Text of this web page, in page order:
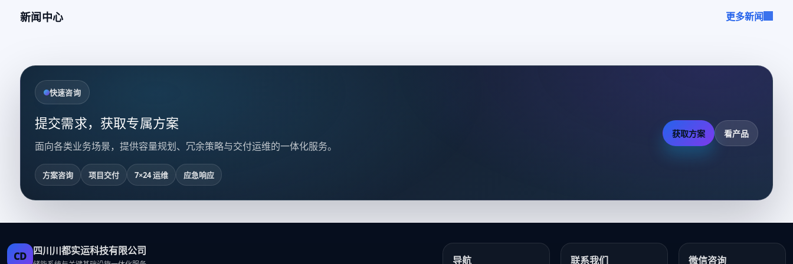
新闻中心 更多新闻
快速咨询
提交需求，获取专属方案
面向各类业务场景，提供容量规划、冗余策略与交付运维的一体化服务。
方案咨询 项目交付 7×24 运维 应急响应
获取方案 看产品
CD 四川川都实运科技有限公司
导航 联系我们 微信咨询